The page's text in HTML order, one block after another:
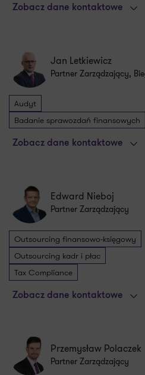
Zobacz dane kontaktowe
Jan Letkiewicz
Partner Zarządzający,
Audyt
Badanie sprawozdań finansowych
Zobacz dane kontaktowe
Edward Nieboj
Partner Zarządzający
Outsourcing finansowo-księgowy
Outsourcing kadr i płac
Tax Compliance
Zobacz dane kontaktowe
Przemysław Polaczek
Partner Zarządzający